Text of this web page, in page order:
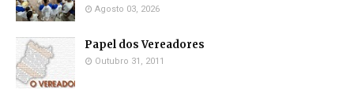
Agosto 03, 2026
Papel dos Vereadores
Outubro 31, 2011